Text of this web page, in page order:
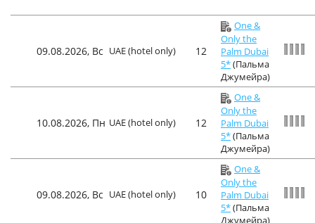
09.08.2026, Вс UAE (hotel only) 12
One &
Only the
Palm Dubai
5*(Пальма
Джумейра)
10.08.2026, Пн UAE (hotel only) 12
One &
Only the
Palm Dubai
5*(Пальма
Джумейра)
09.08.2026, Вс UAE (hotel only) 10
One &
Only the
Palm Dubai
5*(Пальма
Джумейра)